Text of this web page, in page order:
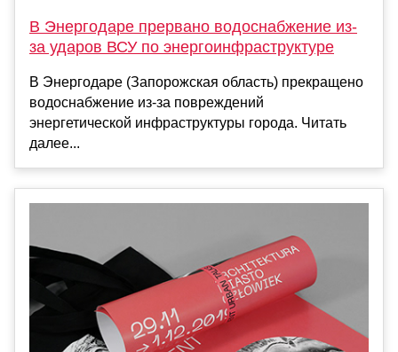
В Энергодаре прервано водоснабжение из-
за ударов ВСУ по энергоинфраструктуре
В Энергодаре (Запорожская область) прекращено
водоснабжение из-за повреждений
энергетической инфраструктуры города. Читать
далее...